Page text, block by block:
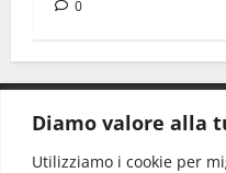
Diamo valore alla
Utilizziamo i cookie per
0
CONTATTI.